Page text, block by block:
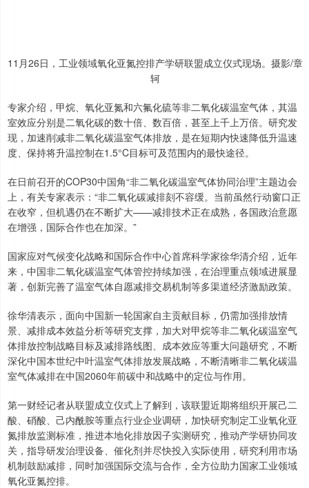
11月26日，工业领域氧化亚氮控排产学研联盟成立仪式现场。摄影/章
轲
专家介绍，甲烷、氧化亚氮和六氟化硫等非二氧化碳温室气体，其温
室效应分别是二氧化碳的数十倍、数百倍，甚至上千上万倍。研究发
现，加速削减非二氧化碳温室气体排放，是在短期内快速降低升温速
度、保持将升温控制在1.5°C目标可及范围内的最快途径。
在日前召开的COP30中国角“非二氧化碳温室气体协同治理”主题边会
上，有关专家表示：“非二氧化碳减排刻不容缓。当前虽然行动窗口正
在收窄，但机遇仍在不断扩大——减排技术正在成熟，各国政治意愿
在增强，国际合作也在加深。”
国家应对气候变化战略和国际合作中心首席科学家徐华清介绍，近年
来，中国非二氧化碳温室气体管控持续加强，在治理重点领域进展显
著，创新完善了温室气体自愿减排交易机制等多渠道经济激励政策。
徐华清表示，面向中国新一轮国家自主贡献目标，仍需加强排放情
景、减排成本效益分析等研究支撑，加大对甲烷等非二氧化碳温室气
体排放控制战略目标及减排路线图、成本效应等重大问题研究，不断
深化中国本世纪中叶温室气体排放发展战略，不断清晰非二氧化碳温
室气体减排在中国2060年前碳中和战略中的定位与作用。
第一财经记者从联盟成立仪式上了解到，该联盟近期将组织开展己二
酸、硝酸、己内酰胺等重点行业企业调研，加快研究制定工业氧化亚
氮排放监测标准，推进本地化排放因子实测研究，推动产学研协同攻
关，指导研发治理设备、催化剂并尽快投入实际使用，研究利用市场
机制鼓励减排，同时加强国际交流与合作，全方位助力国家工业领域
氧化亚氮控排。